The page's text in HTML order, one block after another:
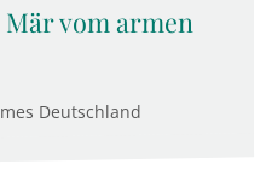
vom armen
Deutschland